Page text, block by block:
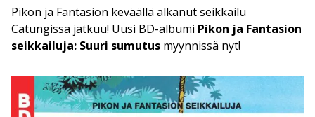
Pikon ja Fantasion keväällä alkanut seikkailu
Catungissa jatkuu! Uusi BD-albumi Pikon ja Fantasion
seikkailuja: Suuri sumutus myynnissä nyt!